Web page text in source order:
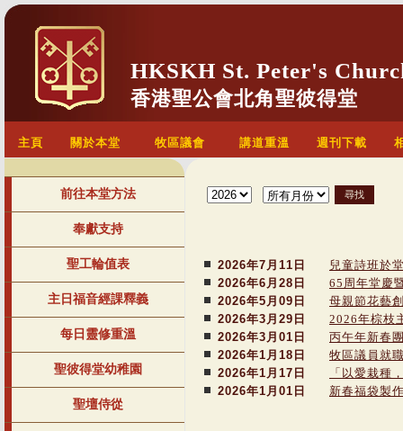
HKSKH St. Peter's
香港聖公會北角聖彼得堂
主頁 關於本堂 牧區議會 講道重溫 週刊下載
前往本堂方法
奉獻支持
聖工輪值表
主日福音經課釋義
每日靈修重溫
聖彼得堂幼稚園
聖壇侍從
2026年7月11日
兒童詩班於
2026年6月28日
65周年堂慶
2026年5月09日
母親節花藝
2026年3月29日
2026年棕枝
2026年3月01日
丙午年新春
2026年1月18日
牧區議員就
2026年1月17日
「以愛栽
2026年1月01日
新春福袋製